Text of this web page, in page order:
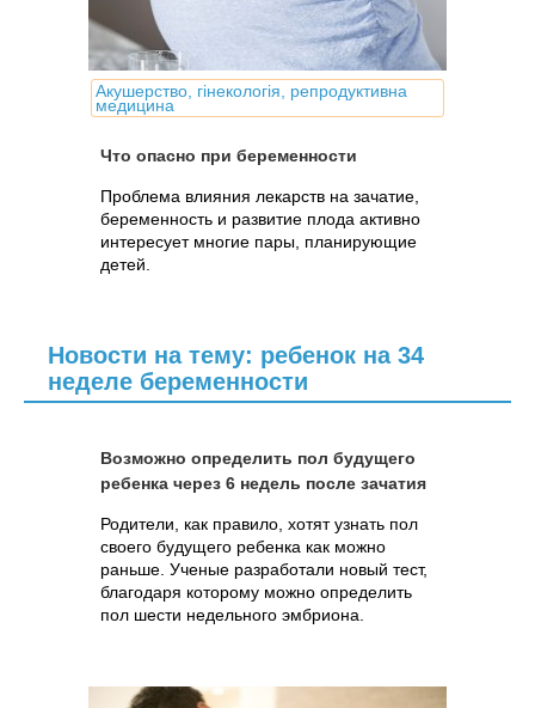
Акушерство, гінекологія, репродуктивна
медицина
Что опасно при беременности
Проблема влияния лекарств на зачатие,
беременность и развитие плода активно
интересует многие пары, планирующие
детей.
Новости на тему: ребенок на 34
неделе беременности
Возможно определить пол будущего
ребенка через 6 недель после зачатия
Родители, как правило, хотят узнать пол
своего будущего ребенка как можно
раньше. Ученые разработали новый тест,
благодаря которому можно определить
пол шести недельного эмбриона.